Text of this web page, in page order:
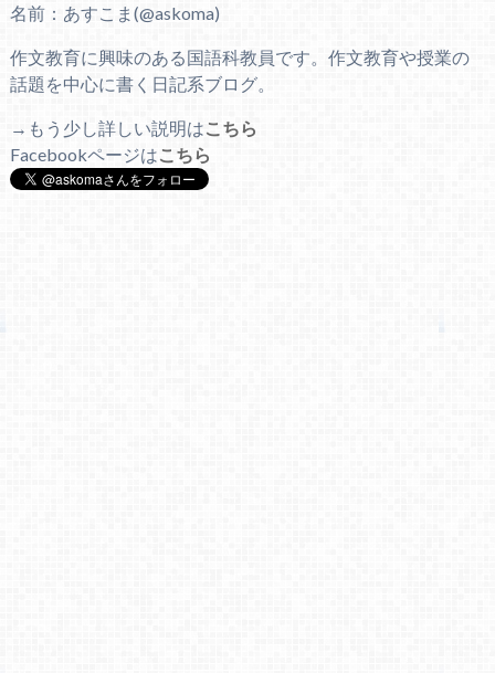
名前：あすこま(@askoma)
作文教育に興味のある国語科教員です。作文教育や授業の
話題を中心に書く日記系ブログ。
→もう少し詳しい説明はこちら
Facebookページはこちら